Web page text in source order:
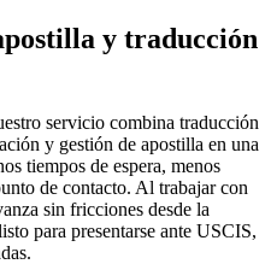
y traducción
servicio combina traducción
y gestión de apostilla en una
tiempos de espera, menos
de contacto. Al trabajar con
sin fricciones desde la
para presentarse ante USCIS,